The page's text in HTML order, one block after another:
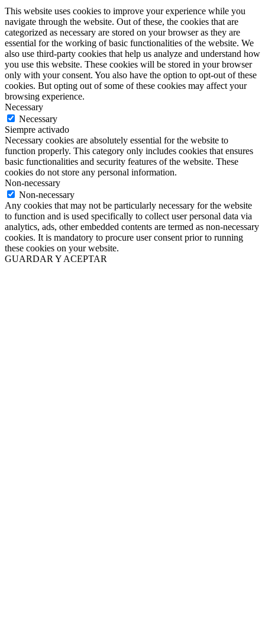
This website uses cookies to improve your experience while you
navigate through the website. Out of these, the cookies that are
categorized as necessary are stored on your browser as they are
essential for the working of basic functionalities of the website. We
also use third-party cookies that help us analyze and understand how
you use this website. These cookies will be stored in your browser
only with your consent. You also have the option to opt-out of these
cookies. But opting out of some of these cookies may affect your
browsing experience.
Necessary
Necessary
Siempre activado
Necessary cookies are absolutely essential for the website to
function properly. This category only includes cookies that ensures
basic functionalities and security features of the website. These
cookies do not store any personal information.
Non-necessary
Non-necessary
Any cookies that may not be particularly necessary for the website
to function and is used specifically to collect user personal data via
analytics, ads, other embedded contents are termed as non-necessary
cookies. It is mandatory to procure user consent prior to running
these cookies on your website.
GUARDAR Y ACEPTAR